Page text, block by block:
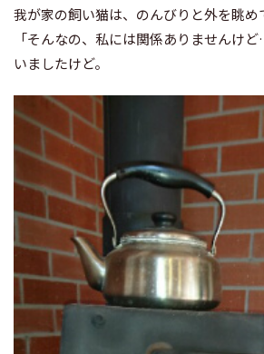
我が家の飼い猫は、のんびりと外を眺め
「そんなの、私には関係ありませんけ
いましたけど。